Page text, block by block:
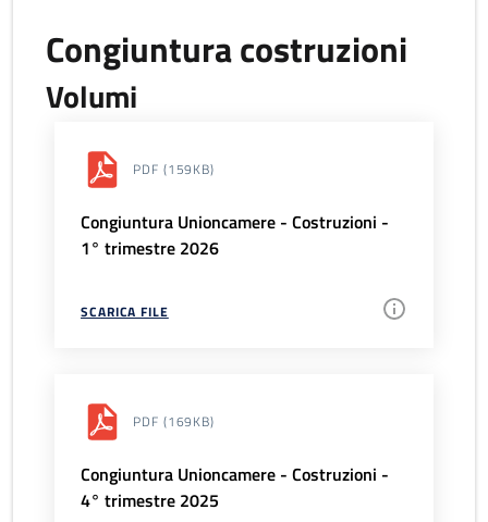
Congiuntura costruzioni
Volumi
PDF (159KB)
Congiuntura Unioncamere - Costruzioni -
1° trimestre 2026
SCARICA FILE
PDF (169KB)
Congiuntura Unioncamere - Costruzioni -
4° trimestre 2025